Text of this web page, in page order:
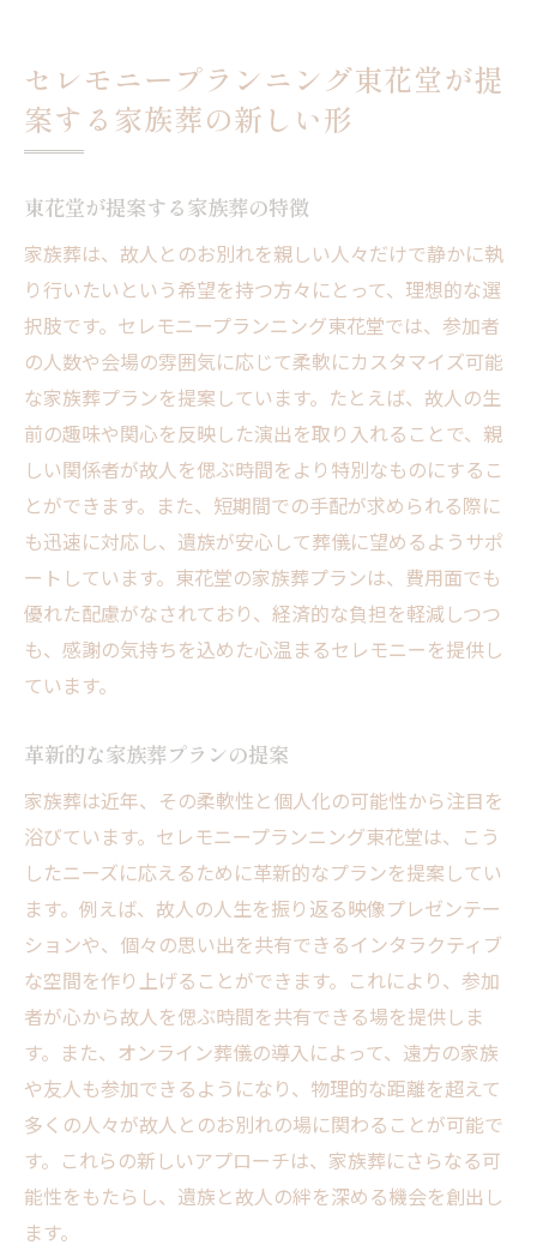
セレモニープランニング東花堂が提
案する家族葬の新しい形
東花堂が提案する家族葬の特徴
家族葬は、故人とのお別れを親しい人々だけで静かに執
り行いたいという希望を持つ方々にとって、理想的な選
択肢です。セレモニープランニング東花堂では、参加者
の人数や会場の雰囲気に応じて柔軟にカスタマイズ可能
な家族葬プランを提案しています。たとえば、故人の生
前の趣味や関心を反映した演出を取り入れることで、親
しい関係者が故人を偲ぶ時間をより特別なものにするこ
とができます。また、短期間での手配が求められる際に
も迅速に対応し、遺族が安心して葬儀に望めるようサポ
ートしています。東花堂の家族葬プランは、費用面でも
優れた配慮がなされており、経済的な負担を軽減しつつ
も、感謝の気持ちを込めた心温まるセレモニーを提供し
ています。
革新的な家族葬プランの提案
家族葬は近年、その柔軟性と個人化の可能性から注目を
浴びています。セレモニープランニング東花堂は、こう
したニーズに応えるために革新的なプランを提案してい
ます。例えば、故人の人生を振り返る映像プレゼンテー
ションや、個々の思い出を共有できるインタラクティブ
な空間を作り上げることができます。これにより、参加
者が心から故人を偲ぶ時間を共有できる場を提供しま
す。また、オンライン葬儀の導入によって、遠方の家族
や友人も参加できるようになり、物理的な距離を超えて
多くの人々が故人とのお別れの場に関わることが可能で
す。これらの新しいアプローチは、家族葬にさらなる可
能性をもたらし、遺族と故人の絆を深める機会を創出し
ます。